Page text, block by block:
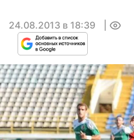
24.08.2013 в 18:39